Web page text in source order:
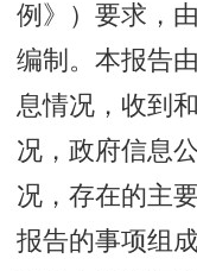
例》）要求，
编制。本报告
息情况，收到
况，政府信息
况，存在的主
报告的事项组